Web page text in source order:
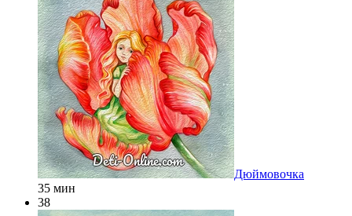
Дюймовочка
35 мин
38